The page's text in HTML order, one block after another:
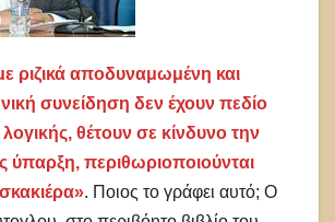
ριζικά αποδυναμωμένη και
συνείδηση δεν έχουν πεδίο
θέτουν σε κίνδυνο την
ύπαρξη, περιθωριοποιούνται
. Ποιος το γράφει αυτό; Ο